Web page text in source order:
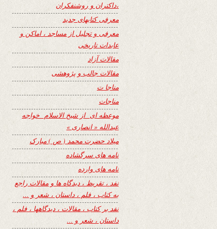
،داکتران و روشنفکران
معرفی کتابهای جدید
معرفی و تجلیل از مساجد ، اماکن و
عابدات تاریخی
مقالات آزاد
مقالات جالب و پژوهشی
مناجا ت
مناجات
موعظه ای از شیخ الاسلام خواجه
عبدالله « انصاری »
میلاد حضرت محمد ( ص ) مبارک
نامه های سرگشاده
نامه های وارده
نفد ، تقریظ ، دیدگاه ها و مقالات راجع
به کتاب ، فلم ، داستان ، شعر و …
نفد بر کتاب ، مقالات ، دیدگاهها ، فلم ،
داستان ، شعر و …